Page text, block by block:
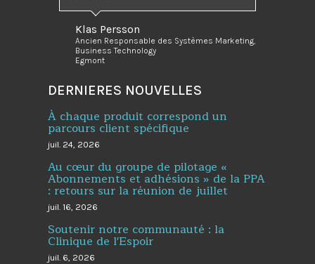
Klas Persson
Ancien Responsable des Systèmes Marketing,
Business Technology
Egmont
DERNIERES NOUVELLES
À chaque produit correspond un
parcours client spécifique
juil. 24, 2026
Au cœur du groupe de pilotage «
Abonnements et adhésions » de la PPA
: retours sur la réunion de juillet
juil. 16, 2026
Soutenir notre communauté : la
Clinique de l'Espoir
juil. 6, 2026